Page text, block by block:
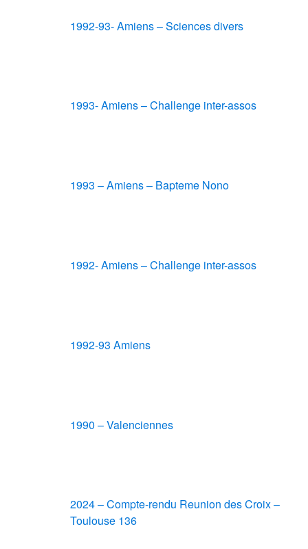
1992-93- Amiens – Sciences divers
1993- Amiens – Challenge inter-assos
1993 – Amiens – Bapteme Nono
1992- Amiens – Challenge inter-assos
1992-93 Amiens
1990 – Valenciennes
2024 – Compte-rendu Reunion des Croix –
Toulouse 136